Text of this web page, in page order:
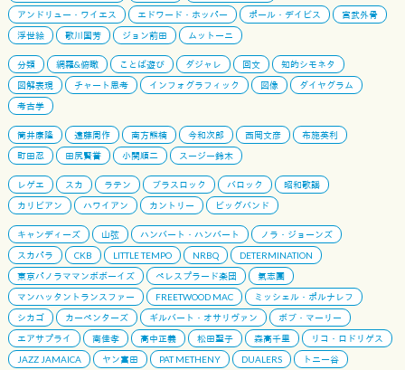
アンドリュー・ワイエス
エドワード・ホッパー ポール・デイビス
宮武外骨
浮世絵
歌川国芳 ジョン前田 ムットーニ
分類 網羅&俯瞰 ことば遊び ダジャレ 回文
知的シモネタ
図解表現
チャート思考 インフォグラフィック 図像
ダイヤグラム
考古学
筒井康隆 遠藤周作 南方熊楠 今和次郎 西岡文彦
布施英利
町田忍
田尻賢誉 小関順二 スージー鈴木
レゲエ スカ ラテン ブラスロック バロック
昭和歌謡
カリビアン
ハワイアン カントリー ビッグバンド
キャンディーズ 山弦 ハンバート・ハンバート
ノラ・ジョーンズ
スカパラ
CKB LITTLE TEMPO NRBQ
DETERMINATION
東京パノラママンボボーイズ
ペレスプラード楽団
氣志團
マンハッタントランスファー
FREETWOOD MAC
ミッシェル・ポルナレフ
シカゴ
カーペンターズ ギルバート・オサリヴァン
ボブ・マーリー
エアサプライ
南佳孝 高中正義 松田聖子 森高千里
リコ・ロドリゲス
JAZZ JAMAICA
ヤン富田 PAT METHENY DUALERS
トニー谷